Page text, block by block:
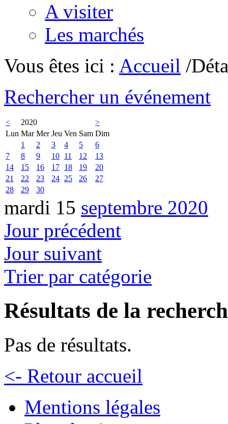
A visiter
Les marchés
Vous êtes ici : Accueil /
Rechercher un événement
< 2020
>
Lun Mar Mer Jeu Ven Sam Dim
1
2 3 4 5
6
7
8 9 10 11 12
13
14
15 16 17 18 19
20
21
22 23 24 25 26
27
28
29 30
mardi 15 septembre 2020
Jour précédent
Jour suivant
Trier par catégorie
Résultats de la
Pas de résultats.
<- Retour accueil
Mentions légales